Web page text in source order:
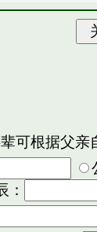
可根据父亲
：